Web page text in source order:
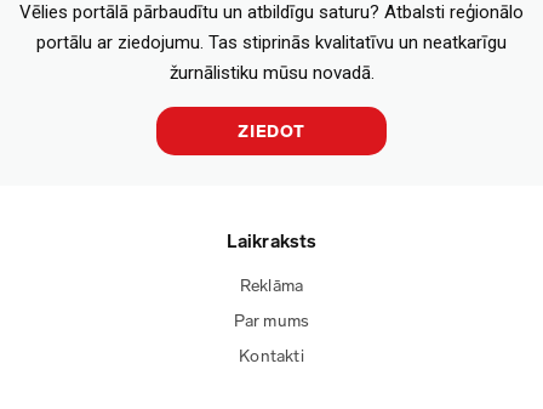
Vēlies portālā pārbaudītu un atbildīgu saturu? Atbalsti reģionālo
portālu ar ziedojumu. Tas stiprinās kvalitatīvu un neatkarīgu
žurnālistiku mūsu novadā.
ZIEDOT
Laikraksts
Reklāma
Par mums
Kontakti